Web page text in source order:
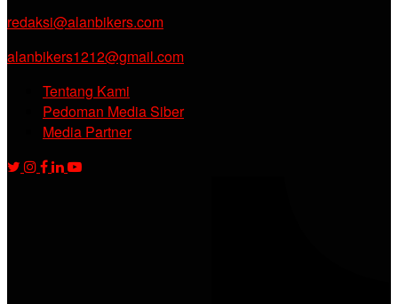
redaksi@alanbikers.com
alanbikers1212@gmail.com
Tentang Kami
Pedoman Media Siber
Media Partner